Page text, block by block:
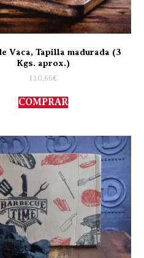
Vaca, Tapilla madurada (3
Kgs. aprox.)
110,66€
COMPRAR